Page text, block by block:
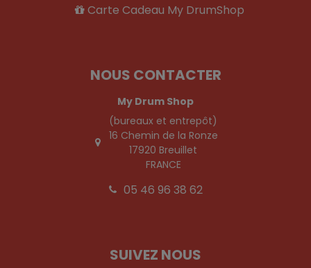
Carte Cadeau My DrumShop
NOUS CONTACTER
My Drum Shop
(bureaux et entrepôt)
16 Chemin de la Ronze
17920 Breuillet
FRANCE
05 46 96 38 62
SUIVEZ NOUS